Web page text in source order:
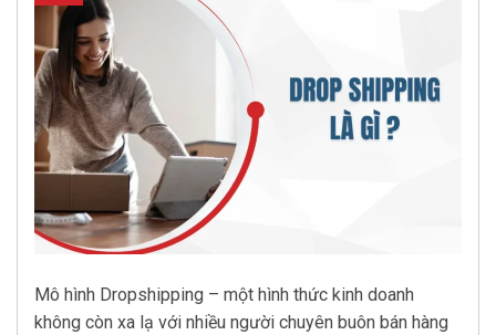
Mô hình Dropshipping – một hình thức kinh doanh
không còn xa lạ với nhiều người chuyên buôn bán hàng